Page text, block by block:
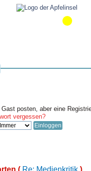
posten, aber eine
vergessen?
( Re: Medienkritik )